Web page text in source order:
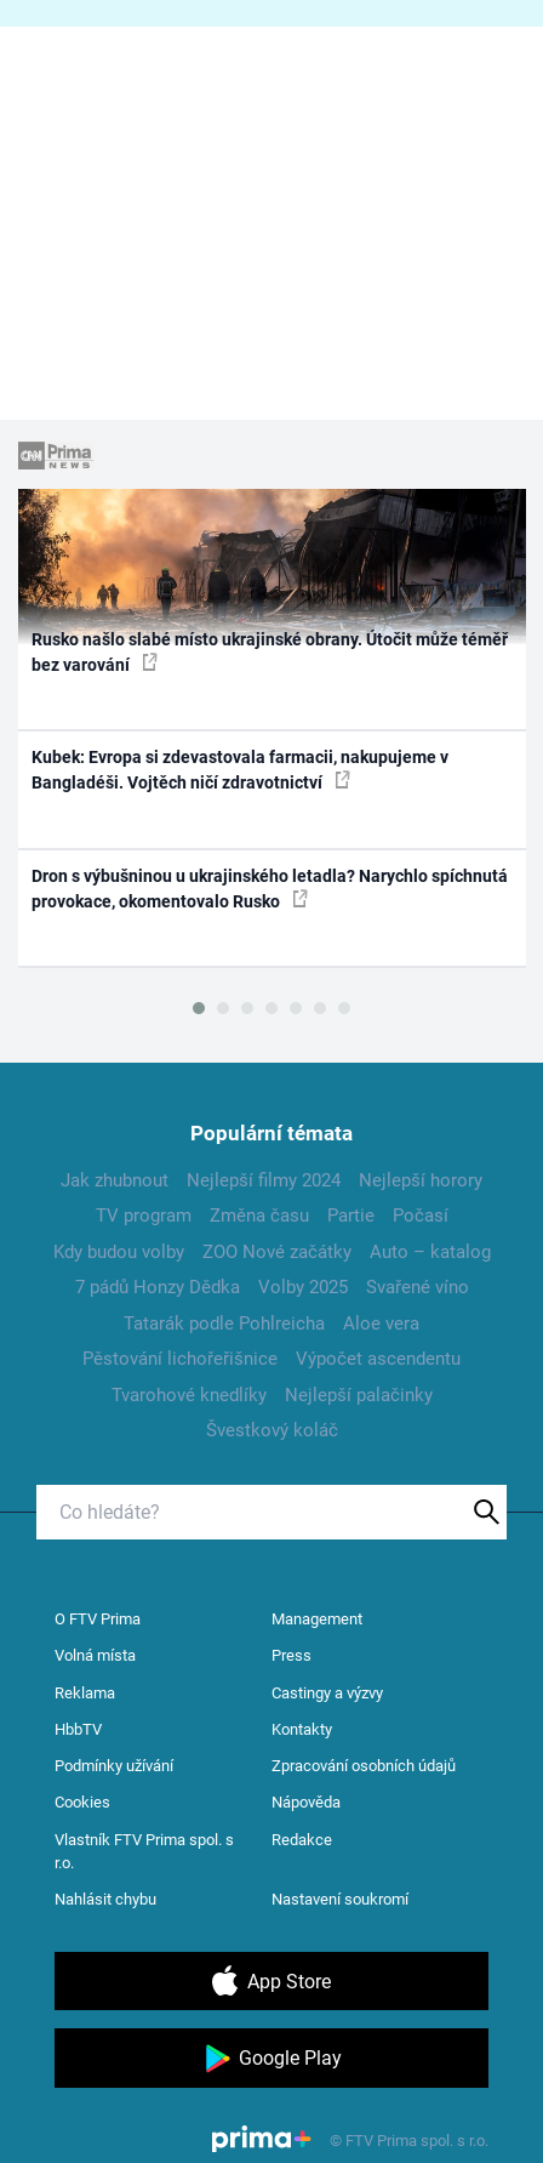
Rusko našlo slabé místo ukrajinské obrany. Útočit může téměř
bez varování
Kubek: Evropa si zdevastovala farmacii, nakupujeme v
Bangladéši. Vojtěch ničí zdravotnictví
Dron s výbušninou u ukrajinského letadla? Narychlo spíchnutá
provokace, okomentovalo Rusko
Populární témata
Jak zhubnout Nejlepší filmy 2024
Nejlepší horory
TV program
Změna času Partie
Počasí
Kdy budou volby
ZOO Nové začátky
Auto – katalog
7 pádů Honzy Dědka
Volby 2025
Svařené víno
Tatarák podle Pohlreicha
Aloe vera
Pěstování lichořeřišnice
Výpočet ascendentu
Tvarohové knedlíky
Nejlepší palačinky
Švestkový koláč
O FTV Prima Management
Volná místa Press
Reklama Castingy a výzvy
HbbTV Kontakty
Podmínky užívání Zpracování osobních údajů
Cookies Nápověda
Vlastník FTV Prima spol. s
r.o.
Redakce
Nahlásit chybu Nastavení soukromí
App Store
Google Play
© FTV Prima spol. s r.o.